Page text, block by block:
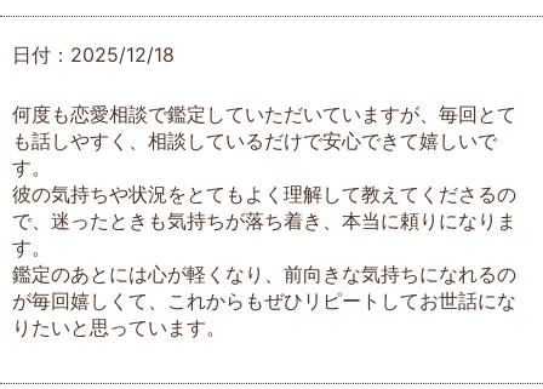
日付：2025/12/18
何度も恋愛相談で鑑定していただいていますが、毎回とて
も話しやすく、相談しているだけで安心できて嬉しいで
す。
彼の気持ちや状況をとてもよく理解して教えてくださるの
で、迷ったときも気持ちが落ち着き、本当に頼りになりま
す。
鑑定のあとには心が軽くなり、前向きな気持ちになれるの
が毎回嬉しくて、これからもぜひリピートしてお世話にな
りたいと思っています。